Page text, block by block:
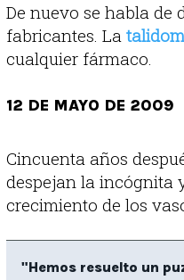
De nuevo se habla de
fabricantes. La
cualquier fármaco.
12 DE MAYO DE 2009
Cincuenta años
despejan la incógnita
crecimiento de los
"Hemos resuelto un